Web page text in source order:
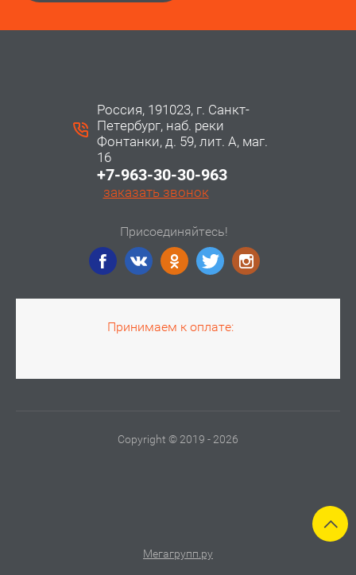
Россия, 191023, г. Санкт-
Петербург, наб. реки
Фонтанки, д. 59, лит. А, маг.
16
+7-963-30-30-963
заказать звонок
Присоединяйтесь!
Принимаем к оплате:
Copyright © 2019 - 2026
Мегагрупп.ру